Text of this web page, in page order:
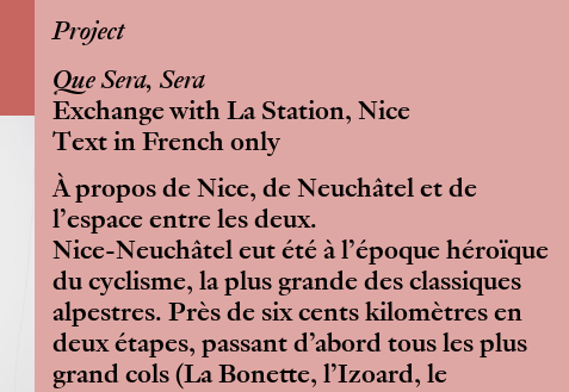
Project
Que Sera, Sera
Exchange with La Station, Nice
Text in French only
À propos de Nice, de Neuchâtel et de
l’espace entre les deux.
Nice-Neuchâtel eut été à l’époque héroïque
du cyclisme, la plus grande des classiques
alpestres. Près de six cents kilomètres en
deux étapes, passant d’abord tous les plus
grand cols (La Bonette, l’Izoard, le